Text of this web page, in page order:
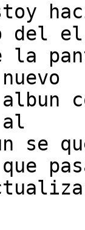
del el
la
al
se